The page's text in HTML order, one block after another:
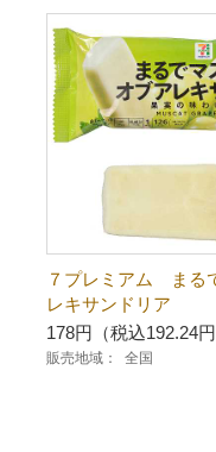
７プレミアム まる
レキサンドリア
178円（税込192.24円
販売地域： 全国